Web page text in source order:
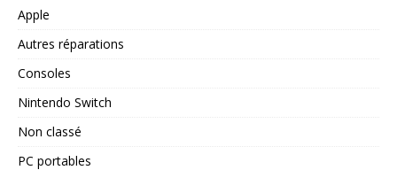
Apple
Autres réparations
Consoles
Nintendo Switch
Non classé
PC portables